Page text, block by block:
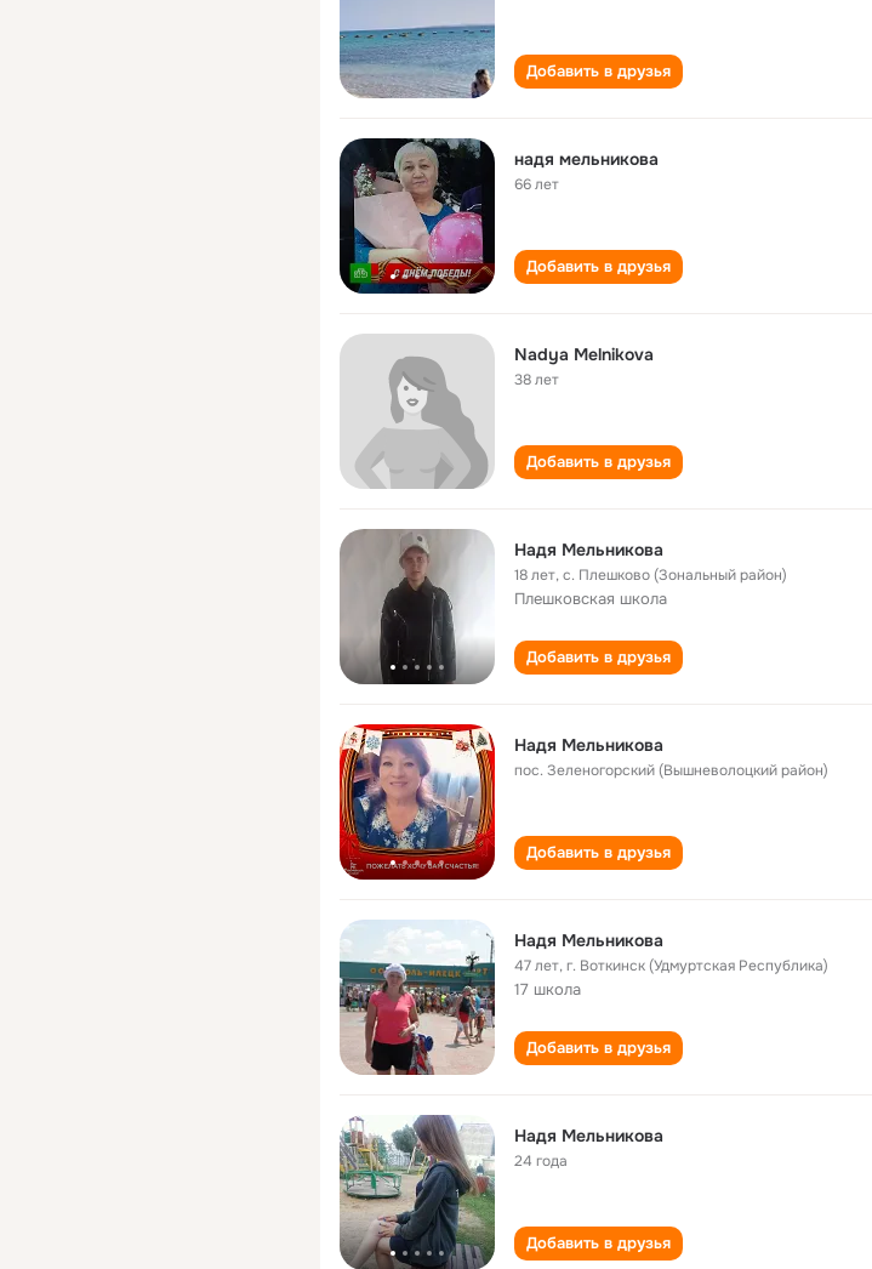
Добавить в друзья
надя мельникова
66 лет
Добавить в друзья
Nadya Melnikova
38 лет
Добавить в друзья
Надя Мельникова
18 лет,с. Плешково (Зональный район)
Плешковская школа
Добавить в друзья
Надя Мельникова
пос. Зеленогорский (Вышневолоцкий район)
Добавить в друзья
Надя Мельникова
47 лет,г. Воткинск (Удмуртская Республика)
17 школа
Добавить в друзья
Надя Мельникова
24 года
Добавить в друзья